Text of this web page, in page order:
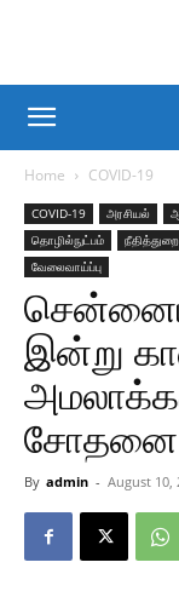
Home COVID-19
COVID-19 அரசியல்
தொழில்நுட்பம்
நீதித்துறை
வேலைவாய்ப்பு
இன்று
சோதனை
By admin - August 10,